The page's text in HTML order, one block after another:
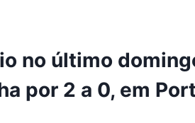
no último
por 2 a 0, em